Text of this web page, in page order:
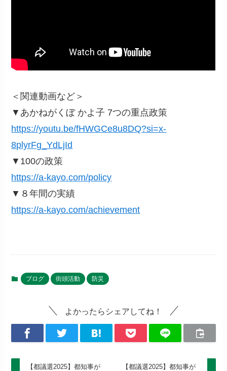
＜関連動画など＞
▼あかねがくぼ かよ子 7つの重点政策
https://youtu.be/fHWGCe8u8DQ?si=x-
8plyrFg_YdLjId
▼100の政策
https://a-kayo.com/policy
▼８年間の実績
https://a-kayo.com/achievement
ブログ 街頭活動 防災
よかったらシェアしてね！
【都議選2025】都知事が
【都議選2025】都知事が